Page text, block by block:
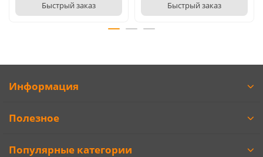
Быстрый заказ Быстрый заказ
Информация
Полезное
Популярные категории